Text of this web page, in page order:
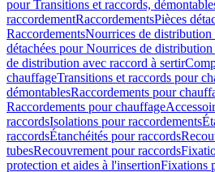
pour Transitions et raccords,
raccordementRaccordementsPièces
RaccordementsNourrices de
détachées pour Nourrices de
de distribution avec raccord à sertir
chauffageTransitions et raccords pour
démontablesRaccordements pour
Raccordements pour chauffage
raccordsIsolations pour raccordements
raccordsÉtanchéités pour raccords
tubesRecouvrement pour raccords
protection et aides à l'insertionFixations